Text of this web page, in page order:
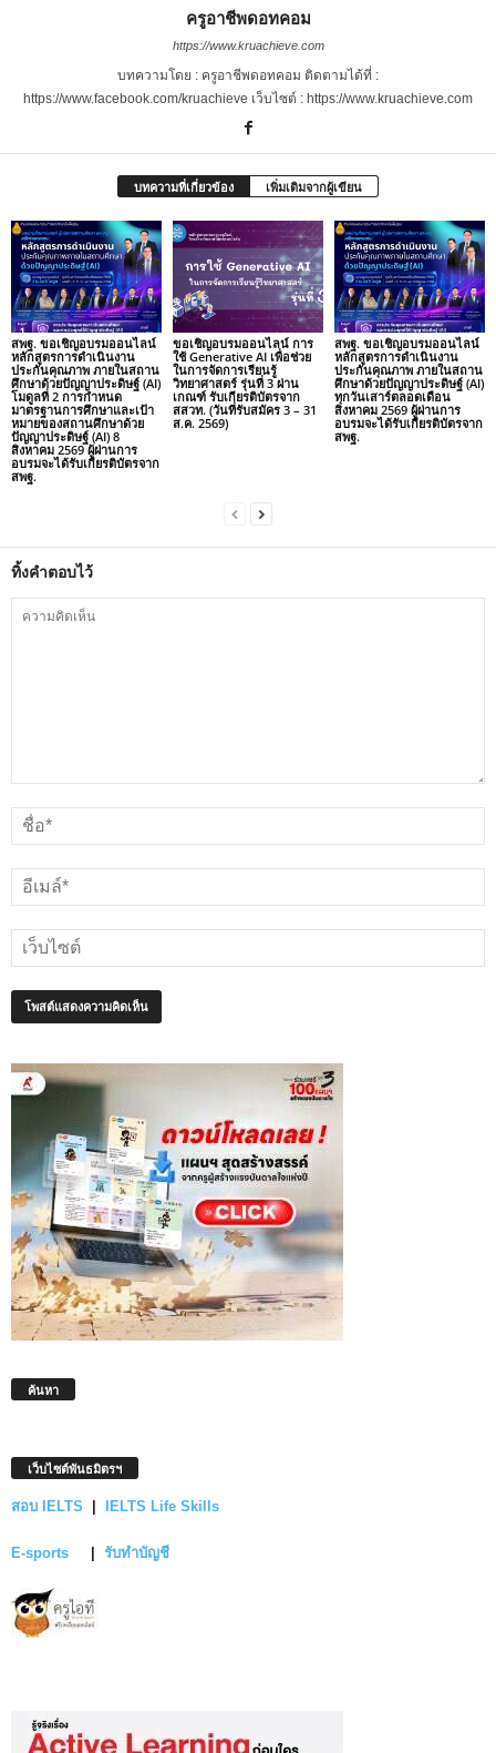
ครูอาชีพดอทคอม
https://www.kruachieve.com
บทความโดย : ครูอาชีพดอทคอม ติดตามได้ที่ :
https://www.facebook.com/kruachieve เว็บไซต์ : https://www.kruachieve.com
บทความที่เกี่ยวข้อง เพิ่มเติมจากผู้เขียน
สพฐ. ขอเชิญอบรมออนไลน์
หลักสูตรการดำเนินงาน
ประกันคุณภาพ ภายในสถาน
ศึกษาด้วยปัญญาประดิษฐ์ (AI)
โมดูลที่ 2 การกำหนด
มาตรฐานการศึกษาและเป้า
หมายของสถานศึกษาด้วย
ปัญญาประดิษฐ์ (AI) 8
สิงหาคม 2569 ผู้ผ่านการ
อบรมจะได้รับเกียรติบัตรจาก
สพฐ.
ขอเชิญอบรมออนไลน์ การ
ใช้ Generative AI เพื่อช่วย
ในการจัดการเรียนรู้
วิทยาศาสตร์ รุ่นที่ 3 ผ่าน
เกณฑ์ รับเกียรติบัตรจาก
สสวท. (วันที่รับสมัคร 3 – 31
ส.ค. 2569)
สพฐ. ขอเชิญอบรมออนไลน์
หลักสูตรการดำเนินงาน
ประกันคุณภาพ ภายในสถาน
ศึกษาด้วยปัญญาประดิษฐ์ (AI)
ทุกวันเสาร์ตลอดเดือน
สิงหาคม 2569 ผู้ผ่านการ
อบรมจะได้รับเกียรติบัตรจาก
สพฐ.
ทิ้งคำตอบไว้
ค้นหา
เว็บไซต์พันธมิตรฯ
สอบ IELTS IELTS Life Skills
E-sports รับทำบัญชี